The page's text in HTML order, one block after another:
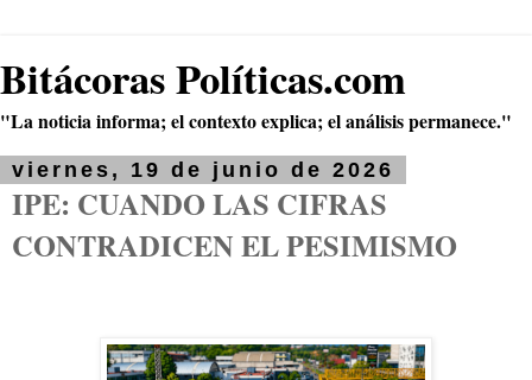
Bitácoras Políticas.com
"La noticia informa; el contexto explica; el análisis permanece."
viernes, 19 de junio de 2026
IPE: CUANDO LAS CIFRAS
CONTRADICEN EL PESIMISMO